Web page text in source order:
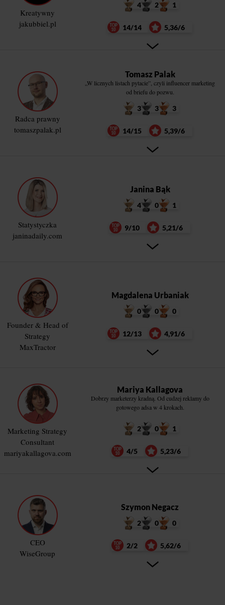
Kreatywny
jakubbiel.pl
4 2 1
14/14 5,36/6
Radca prawny
tomaszpalak.pl
Tomasz Palak
„W licznych listach pytacie”, czyli influencer marketing
od briefu do pozwu.
3 3 3
14/15 5,39/6
Statystyczka
janinadaily.com
Janina Bąk
4 0 1
9/10 5,21/6
Founder & Head of
Strategy
MaxTractor
Magdalena Urbaniak
0 0 0
12/13 4,91/6
Marketing Strategy
Consultant
mariyakallagova.com
Mariya Kallagova
Dobrzy marketerzy kradną. Od cudzej reklamy do
gotowego adsa w 4 krokach.
2 0 1
4/5 5,23/6
CEO
WiseGroup
Szymon Negacz
2 0 0
2/2 5,62/6